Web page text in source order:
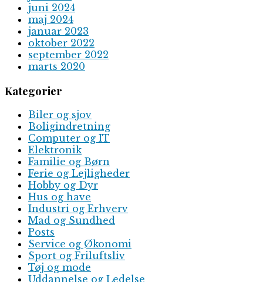
juni 2024
maj 2024
januar 2023
oktober 2022
september 2022
marts 2020
Kategorier
Biler og sjov
Boligindretning
Computer og IT
Elektronik
Familie og Børn
Ferie og Lejligheder
Hobby og Dyr
Hus og have
Industri og Erhverv
Mad og Sundhed
Posts
Service og Økonomi
Sport og Friluftsliv
Tøj og mode
Uddannelse og Ledelse